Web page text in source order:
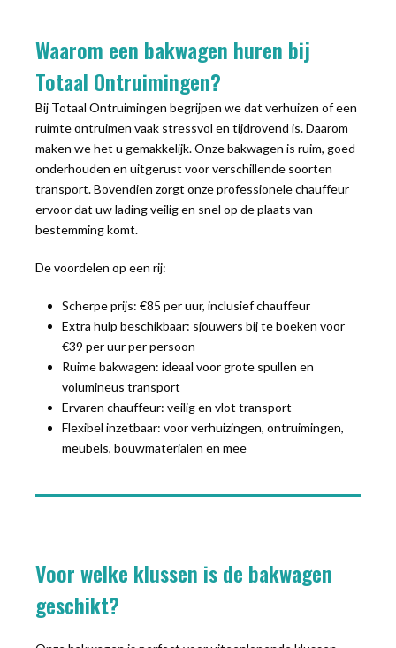
Waarom een bakwagen huren bij
Totaal Ontruimingen?
Bij Totaal Ontruimingen begrijpen we dat verhuizen of een
ruimte ontruimen vaak stressvol en tijdrovend is. Daarom
maken we het u gemakkelijk. Onze bakwagen is ruim, goed
onderhouden en uitgerust voor verschillende soorten
transport. Bovendien zorgt onze professionele chauffeur
ervoor dat uw lading veilig en snel op de plaats van
bestemming komt.
De voordelen op een rij:
Scherpe prijs: €85 per uur, inclusief chauffeur
Extra hulp beschikbaar: sjouwers bij te boeken voor
€39 per uur per persoon
Ruime bakwagen: ideaal voor grote spullen en
volumineus transport
Ervaren chauffeur: veilig en vlot transport
Flexibel inzetbaar: voor verhuizingen, ontruimingen,
meubels, bouwmaterialen en mee
Voor welke klussen is de bakwagen
geschikt?